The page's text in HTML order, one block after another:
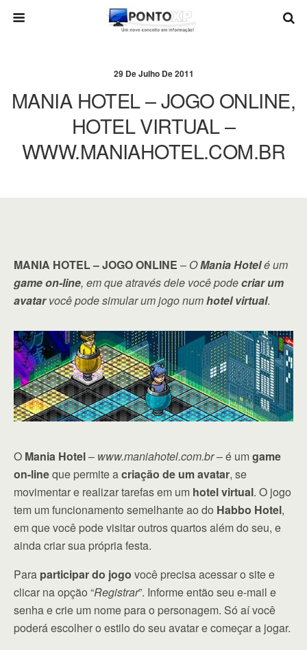
29 De Julho De 2011
MANIA HOTEL – JOGO ONLINE,
HOTEL VIRTUAL –
WWW.MANIAHOTEL.COM.BR
MANIA HOTEL – JOGO ONLINE – OMania Hotelé um
game on-line, em que através dele você podecriar um
avatarvocê pode simular um jogo numhotel virtual.
O Mania Hotel– www.maniahotel.com.br– é umgame
on-lineque permite acriação de um avatar, se
movimentar e realizar tarefas em um hotel virtual. O jogo
tem um funcionamento semelhante ao do Habbo Hotel,
em que você pode visitar outros quartos além do seu, e
ainda criar sua própria festa.
Para participar do jogo você precisa acessar o site e
clicar na opção “Registrar”. Informe então seu e-mail e
senha e crie um nome para o personagem. Só aí você
poderá escolher o estilo do seu avatar e começar a jogar.